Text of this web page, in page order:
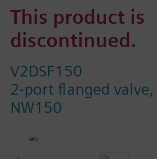
This product is
discontinued.
V2DSF150
2-port flanged valve,
NW150